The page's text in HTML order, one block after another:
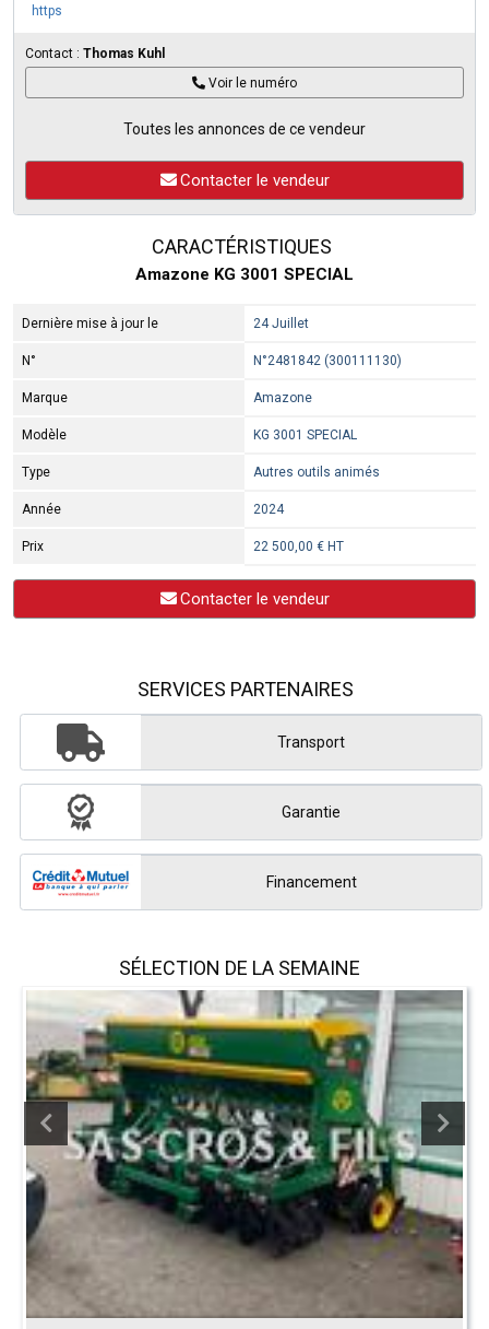
https
Contact : Thomas Kuhl
Voir le numéro
Toutes les annonces de ce vendeur
Contacter le vendeur
CARACTÉRISTIQUES
Amazone KG 3001 SPECIAL
Dernière mise à jour le 24 Juillet
N° N°2481842 (300111130)
Marque Amazone
Modèle KG 3001 SPECIAL
Type Autres outils animés
Année 2024
Prix 22 500,00 € HT
Contacter le vendeur
SERVICES PARTENAIRES
Transport
Garantie
Financement
SÉLECTION DE LA SEMAINE